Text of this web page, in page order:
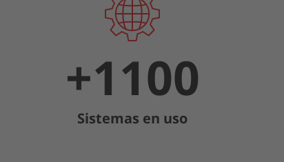
+1100
Sistemas en uso